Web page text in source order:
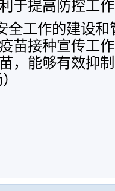
于提高防控工
全工作的建设
苗接种宣传工
，能够有效抑